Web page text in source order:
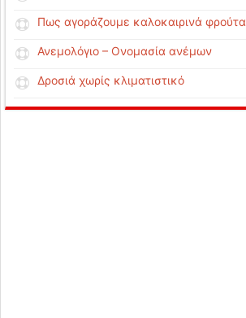
Πως αγοράζουμε καλοκαιρινά φρούτα
Ανεμολόγιο – Ονομασία ανέμων
Δροσιά χωρίς κλιματιστικό